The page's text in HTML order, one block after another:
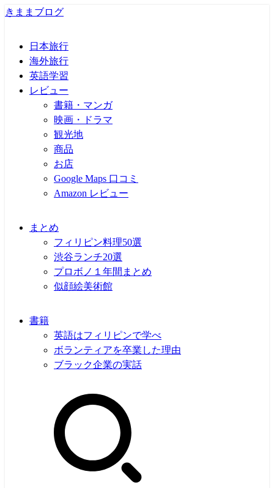
きままブログ
日本旅行
海外旅行
英語学習
レビュー
書籍・マンガ
映画・ドラマ
観光地
商品
お店
Google Maps 口コミ
Amazon レビュー
まとめ
フィリピン料理50選
渋谷ランチ20選
プロボノ１年間まとめ
似顔絵美術館
書籍
英語はフィリピンで学べ
ボランティアを卒業した理由
ブラック企業の実話